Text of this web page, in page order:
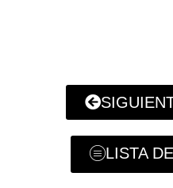
LISTA